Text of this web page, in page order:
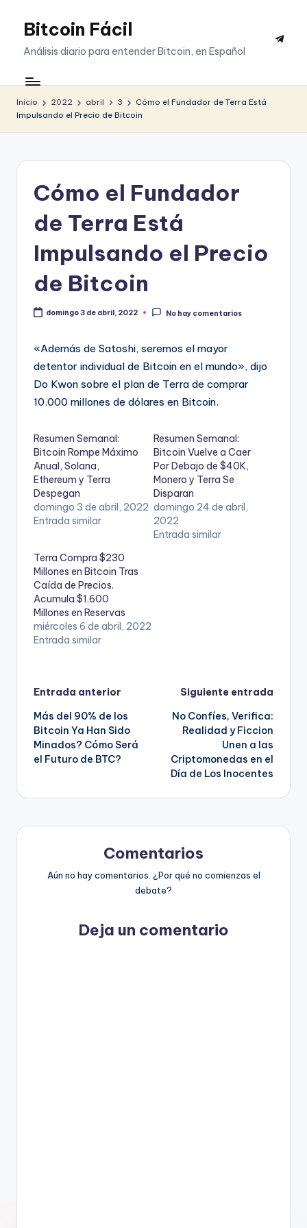
SaltarBitcoin Fácil
Análisis diario para entender Bitcoin, en Español
Inicio 2022 abril 3
Cómo el Fundador de Terra Está
Impulsando el Precio de Bitcoin
Cómo el Fundador
de Terra Está
Impulsando el Precio
de Bitcoin
domingo 3 de abril, 2022 No hay comentarios
«Además de Satoshi, seremos el mayor
detentor individual de Bitcoin en el mundo», dijo
Do Kwon sobre el plan de Terra de comprar
10.000 millones de dólares en Bitcoin.
Resumen Semanal:
Bitcoin Rompe Máximo
Anual, Solana,
Ethereum y Terra
Despegan
domingo 3 de abril, 2022
Entrada similar
Resumen Semanal:
Bitcoin Vuelve a Caer
Por Debajo de $40K,
Monero y Terra Se
Disparan
domingo 24 de abril,
2022
Entrada similar
Terra Compra $230
Millones en Bitcoin Tras
Caída de Precios.
Acumula $1.600
Millones en Reservas
miércoles 6 de abril, 2022
Entrada similar
Navegación
de
entradas
Entrada anterior
Más del 90% de los
Bitcoin Ya Han Sido
Minados? Cómo Será
el Futuro de BTC?
Siguiente entrada
No Confíes, Verifica:
Realidad y Ficcion
Unen a las
Criptomonedas en el
Día de Los Inocentes
Comentarios
Aún no hay comentarios. ¿Por qué no comienzas el
debate?
Deja un comentario